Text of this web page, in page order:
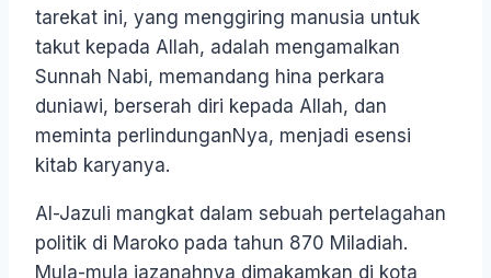
tarekat ini, yang menggiring manusia untuk
takut kepada Allah, adalah mengamalkan
Sunnah Nabi, memandang hina perkara
duniawi, berserah diri kepada Allah, dan
meminta perlindunganNya, menjadi esensi
kitab karyanya.
Al-Jazuli mangkat dalam sebuah pertelagahan
politik di Maroko pada tahun 870 Miladiah.
Mula-mula jazanahnya dimakamkan di kota